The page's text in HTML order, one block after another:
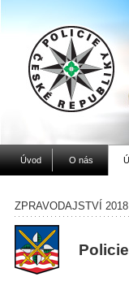
Úvod O nás
ZPRAVODAJSTVÍ 2018